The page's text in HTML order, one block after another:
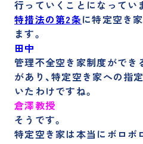
行っていくことになってい
特措法の第2条に特定空き
ます。
田中
管理不全空き家制度ができ
があり、特定空き家への指
いたわけですね。
倉澤教授
そうです。
特定空き家は本当にボロボ